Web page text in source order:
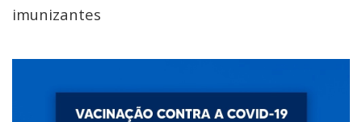
imunizantes